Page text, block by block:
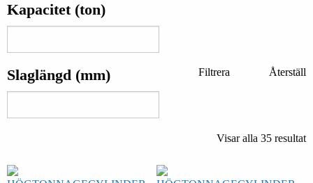
Kapacitet (ton)
Slaglängd (mm) Filtrera Återställ
Visar alla 35 resultat